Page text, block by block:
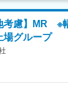
業務
ータの解釈や今後
ンサイト（知見
より使いやすい薬
率が上がったり、
とが主な業務です
た質疑対応や、
めた表記です。
考慮】MR ※
場グループ